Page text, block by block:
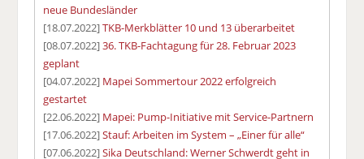
neue Bundesländer
[18.07.2022]TKB-Merkblätter 10 und 13 überarbeitet
[08.07.2022]36. TKB-Fachtagung für 28. Februar 2023
geplant
[04.07.2022] Mapei Sommertour 2022 erfolgreich
gestartet
[22.06.2022] Mapei: Pump-Initiative mit Service-Partnern
[17.06.2022]Stauf: Arbeiten im System – „Einer für alle“
[07.06.2022]Sika Deutschland: Werner Schwerdt geht in